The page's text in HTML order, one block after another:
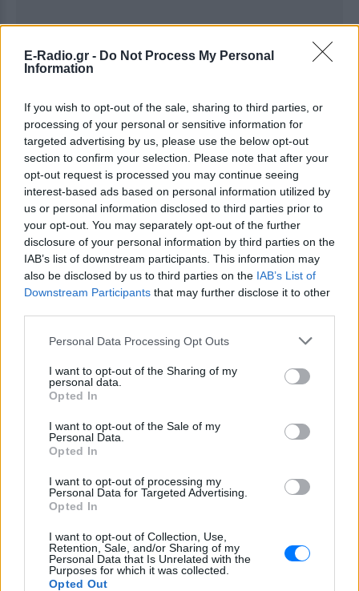
E-Radio.gr - Do Not Process My Personal
Information
If you wish to opt-out of the sale, sharing to third parties, or
processing of your personal or sensitive information for
targeted advertising by us, please use the below opt-out
section to confirm your selection. Please note that after your
opt-out request is processed you may continue seeing
interest-based ads based on personal information utilized by
us or personal information disclosed to third parties prior to
your opt-out. You may separately opt-out of the further
disclosure of your personal information by third parties on the
IAB’s list of downstream participants. This information may
also be disclosed by us to third parties on the IAB’s List of
Downstream Participants that may further disclose it to other
Personal Data Processing Opt Outs
I want to opt-out of the Sharing of my
personal data.
Opted In
I want to opt-out of the Sale of my
Personal Data.
Opted In
I want to opt-out of processing my
Personal Data for Targeted Advertising.
Opted In
I want to opt-out of Collection, Use,
Retention, Sale, and/or Sharing of my
Personal Data that Is Unrelated with the
Purposes for which it was collected.
Opted Out
Ακολουθήστε το E-Radio.gr στοGoogle News
και μάθετε πρώτοιτα πιο hot νέα .
Για ακόμη περισσότερα νέα